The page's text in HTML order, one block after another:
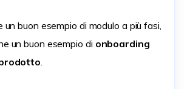
un buon esempio di modulo a più fasi,
un buon esempio di onboarding
.